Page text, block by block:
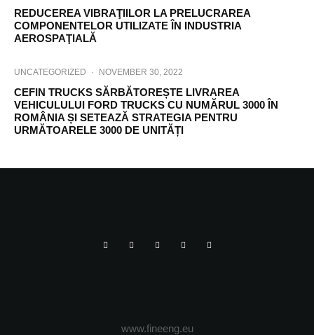
REDUCEREA VIBRAŢIILOR LA PRELUCRAREA
COMPONENTELOR UTILIZATE ÎN INDUSTRIA
AEROSPAŢIALĂ
UNCATEGORIZED · NOVEMBER 30, 2022
CEFIN TRUCKS SĂRBĂTOREȘTE LIVRAREA
VEHICULULUI FORD TRUCKS CU NUMĂRUL 3000 ÎN
ROMÂNIA ȘI SETEAZĂ STRATEGIA PENTRU
URMĂTOARELE 3000 DE UNITĂȚI
www.fineeng.eu